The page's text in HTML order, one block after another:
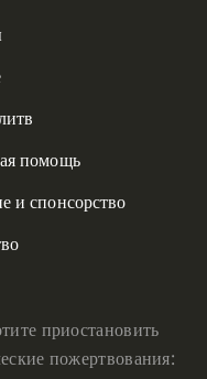
помощь
и спонсорство
приостановить
пожертвования: